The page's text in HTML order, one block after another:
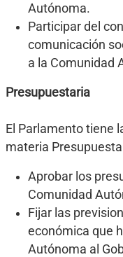
Autónoma.
Participar del
comunicación
a la Comunidad
Presupuestaria
El Parlamento tiene
materia
Aprobar los
Comunidad
Fijar las
económica que
Autónoma al